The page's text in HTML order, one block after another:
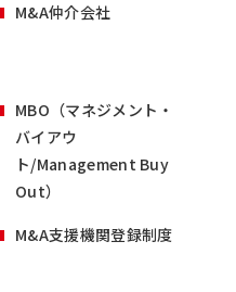
M&A仲介会社
MBO（マネジメント・
バイアウ
ト/Management Buy
Out）
M&A支援機関登録制度